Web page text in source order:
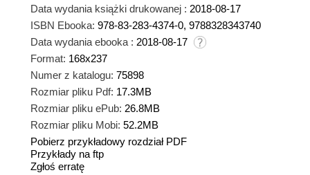
Data wydania książki drukowanej : 2018-08-17
ISBN Ebooka: 978-83-283-4374-0, 9788328343740
Data wydania ebooka : 2018-08-17
Format: 168x237
Numer z katalogu: 75898
Rozmiar pliku Pdf: 17.3MB
Rozmiar pliku ePub: 26.8MB
Rozmiar pliku Mobi: 52.2MB
Pobierz przykładowy rozdział PDF
Przykłady na ftp
Zgłoś erratę